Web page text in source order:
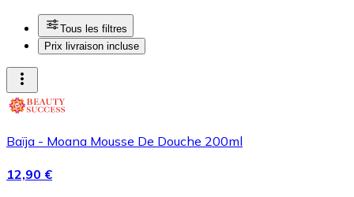
Tous les filtres
Prix livraison incluse
Baïja - Moana Mousse De Douche 200ml
12,90 €